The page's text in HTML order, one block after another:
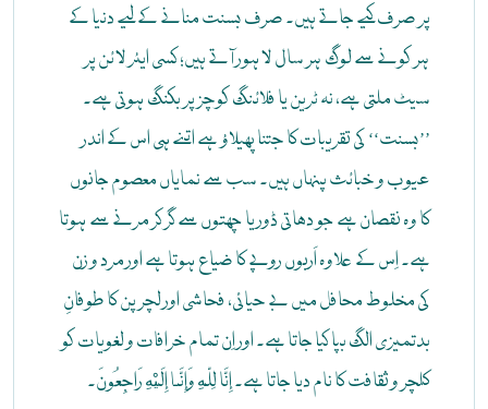
پر صرف کیے جاتے ہیں۔ صرف بسنت منانے کے لیے دنیا کے
ہر کونے سے لوگ ہر سال لاہور آتے ہیں؛ کسی ایئر لائن پر
سیٹ ملتی ہے، نہ ٹرین یا فلائنگ کوچز پر بکنگ ہوتی ہے۔
’’بسنت‘‘ کی تقریبات کا جتنا پھیلاؤ ہے اتنے ہی اس کے اندر
عیوب و خبائث پنہاں ہیں۔ سب سے نمایاں معصوم جانوں
کا وہ نقصان ہے جو دھاتی ڈور یا چھتوں سے گر کر مرنے سے ہوتا
ہے۔ اِس کے علاوہ اَربوں روپے کا ضیاع ہوتا ہے اور مرد و زن
کی مخلوط محافل میں بے حیائی، فحاشی اور لچر پن کا طوفانِ
بدتمیزی الگ بپا کیا جاتا ہے۔ اور اِن تمام خرافات و لغویات کو
کلچر و ثقافت کا نام دیا جاتا ہے۔ إِنَّا لِلّهِ وَإِنَّـا إِلَيْهِ رَاجِعُونَ۔